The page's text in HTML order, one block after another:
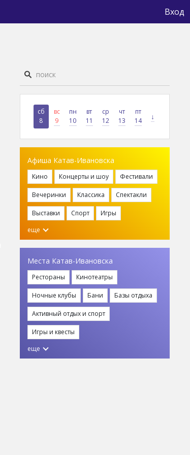
Вход
сб
8
вс
9
пн
10
вт
11
ср
12
чт
13
пт
14
↓
Афиша Катав-Ивановска
Кино Концерты и шоу Фестивали
Вечеринки Классика Спектакли
Выставки Спорт
Игры
еще
Места Катав-Ивановска
Рестораны Кинотеатры
Ночные клубы Бани Базы отдыха
Активный отдых и спорт
Игры и квесты
еще